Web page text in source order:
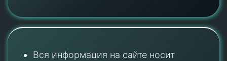
Вся информация на сайте носит